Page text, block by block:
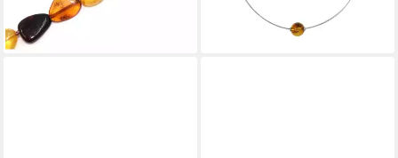
-11%
lieferbar - in 4-5 Werktagen bei dir